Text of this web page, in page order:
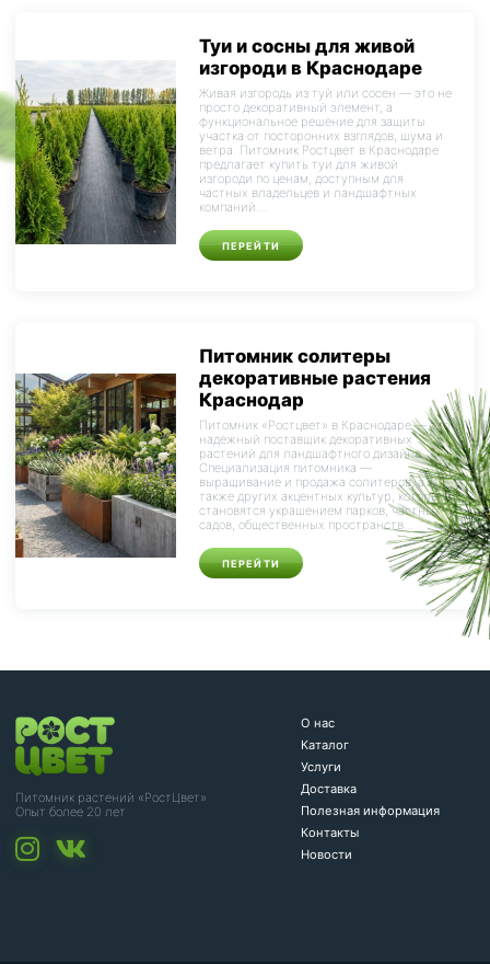
Туи и сосны для живой
изгороди в Краснодаре
Живая изгородь из туй или сосен — это не
просто декоративный элемент, а
функциональное решение для защиты
участка от посторонних взглядов, шума и
ветра. Питомник Ростцвет в Краснодаре
предлагает купить туи для живой
изгороди по ценам, доступным для
частных владельцев и ландшафтных
компаний....
ПЕРЕЙТИ
Питомник солитеры
декоративные растения
Краснодар
Питомник «Ростцвет» в Краснодаре — это
надёжный поставщик декоративных
растений для ландшафтного дизайна.
Специализация питомника —
выращивание и продажа солитеров, а
также других акцентных культур, которые
становятся украшением парков, частных
садов, общественных пространств...
ПЕРЕЙТИ
Питомник растений «РостЦвет»
Опыт более 20 лет
О нас
Каталог
Услуги
Доставка
Полезная информация
Контакты
Новости